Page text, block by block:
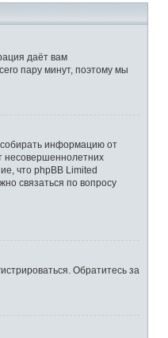
даёт вам
пару минут, поэтому мы
собирать информацию от
несовершеннолетних
что phpBB Limited
связаться по вопросу
Обратитесь за